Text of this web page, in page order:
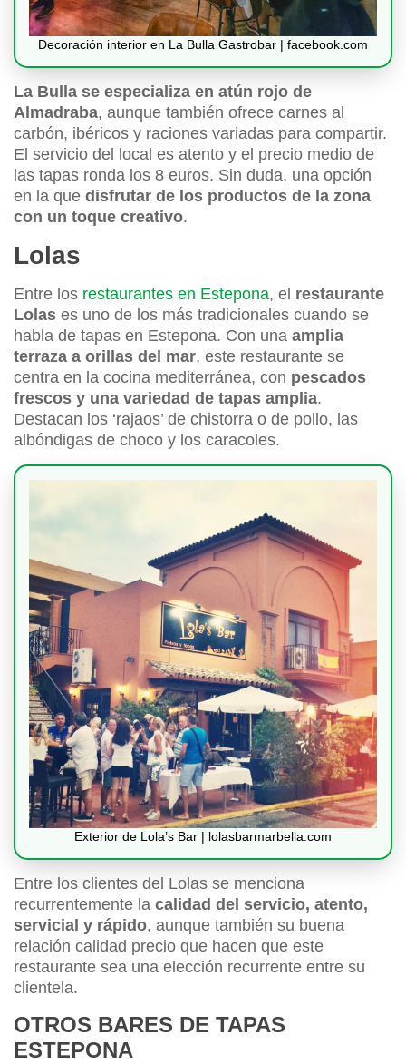
Decoración interior en La Bulla Gastrobar | facebook.com
La Bulla se especializa en atún rojo de
Almadraba, aunque también ofrece carnes al
carbón, ibéricos y raciones variadas para compartir.
El servicio del local es atento y el precio medio de
las tapas ronda los 8 euros. Sin duda, una opción
en la que disfrutar de los productos de la zona
con un toque creativo.
Lolas
Entre los restaurantes en Estepona, el restaurante
Lolas es uno de los más tradicionales cuando se
habla de tapas en Estepona. Con una amplia
terraza a orillas del mar, este restaurante se
centra en la cocina mediterránea, con pescados
frescos y una variedad de tapas amplia.
Destacan los ‘rajaos’ de chistorra o de pollo, las
albóndigas de choco y los caracoles.
Exterior de Lola’s Bar | lolasbarmarbella.com
Entre los clientes del Lolas se menciona
recurrentemente la calidad del servicio, atento,
servicial y rápido, aunque también su buena
relación calidad precio que hacen que este
restaurante sea una elección recurrente entre su
clientela.
OTROS BARES DE TAPAS
ESTEPONA